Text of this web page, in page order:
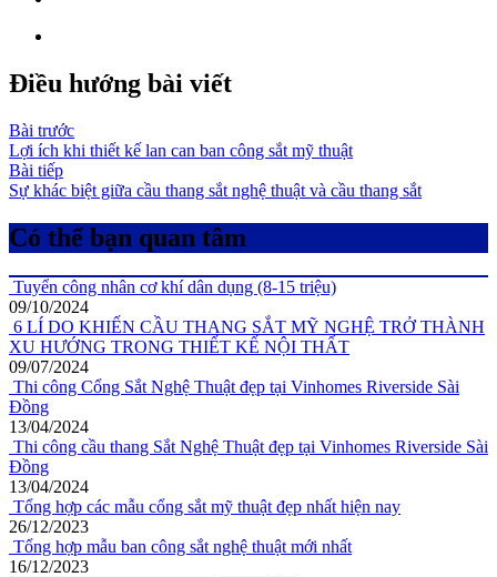
Điều hướng bài viết
Bài trước
Lợi ích khi thiết kế lan can ban công sắt mỹ thuật
Bài tiếp
Sự khác biệt giữa cầu thang sắt nghệ thuật và cầu thang sắt
Có thể bạn quan tâm
Tuyển công nhân cơ khí dân dụng (8-15 triệu)
09/10/2024
6 LÍ DO KHIẾN CẦU THANG SẮT MỸ NGHỆ TRỞ THÀNH
XU HƯỚNG TRONG THIẾT KẾ NỘI THẤT
09/07/2024
Thi công Cổng Sắt Nghệ Thuật đẹp tại Vinhomes Riverside Sài
Đồng
13/04/2024
Thi công cầu thang Sắt Nghệ Thuật đẹp tại Vinhomes Riverside Sài
Đồng
13/04/2024
Tổng hợp các mẫu cổng sắt mỹ thuật đẹp nhất hiện nay
26/12/2023
Tổng hợp mẫu ban công sắt nghệ thuật mới nhất
16/12/2023